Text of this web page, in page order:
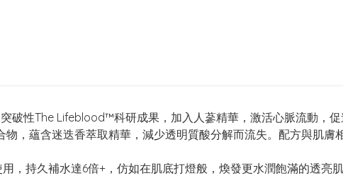
破性The Lifeblood™️科研成果，加入人蔘精華，激活心脈流動，
物，蘊含迷迭香萃取精華，減少透明質酸分解而流失。配方與肌
，持久補水達6倍+，仿如在肌底打燈般，煥發更水潤飽滿的透亮肌